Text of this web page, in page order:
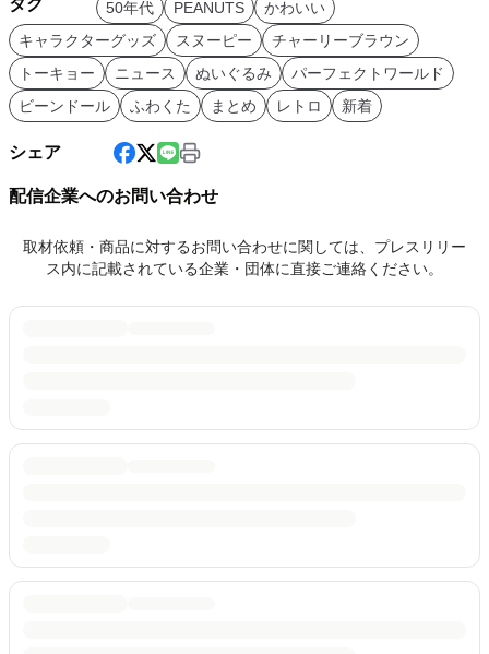
50年代 PEANUTS
かわいい
キャラクターグッズ
スヌーピー
チャーリーブラウン
トーキョー
ニュース ぬいぐるみ
パーフェクトワールド
ビーンドール
ふわくた まとめ レトロ 新着
シェア
配信企業へのお問い合わせ
取材依頼・商品に対するお問い合わせに関しては、プレスリリー
ス内に記載されている企業・団体に直接ご連絡ください。